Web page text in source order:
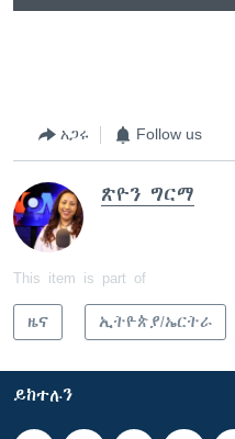
አጋሩ Follow us
ጽዮን ግርማ
This item is part of
ዜና ኢትዮጵያ/ኤርትራ
ይከተሉን